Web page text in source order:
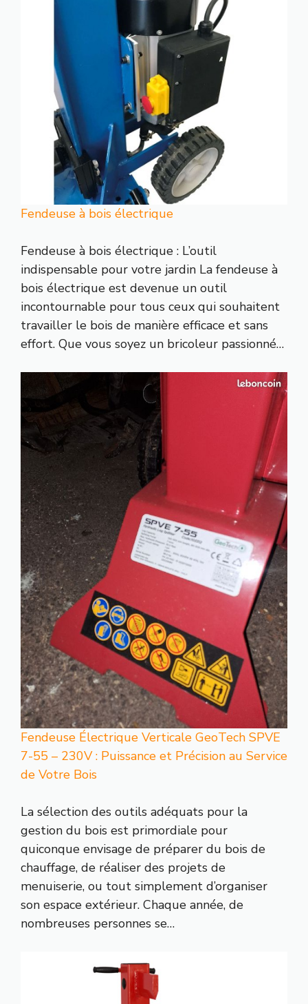
Fendeuse à bois électrique
Fendeuse à bois électrique : L’outil
indispensable pour votre jardin La fendeuse à
bois électrique est devenue un outil
incontournable pour tous ceux qui souhaitent
travailler le bois de manière efficace et sans
effort. Que vous soyez un bricoleur passionné…
Fendeuse Électrique Verticale GeoTech SPVE
7-55 – 230V : Puissance et Précision au Service
de Votre Bois
La sélection des outils adéquats pour la
gestion du bois est primordiale pour
quiconque envisage de préparer du bois de
chauffage, de réaliser des projets de
menuiserie, ou tout simplement d’organiser
son espace extérieur. Chaque année, de
nombreuses personnes se…